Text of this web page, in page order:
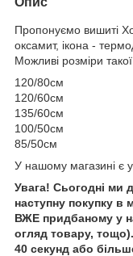
Пропонуємо вишиті
оксамит, ікона -
Можливі розміри
120/80см
120/60см
135/60см
100/50см
85/50см
У нашому магазині є
Увага! Сьогодні ми
наступну покупку в
ВЖЕ придбаному у
огляд товару,
40 секунд або